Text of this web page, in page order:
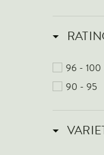
96 - 100
90 - 95